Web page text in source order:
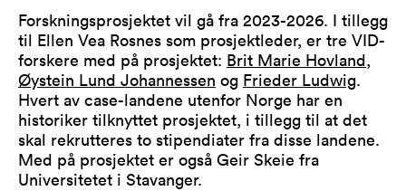
Forskningsprosjektet vil gå fra 2023-2026. I tillegg
til Ellen Vea Rosnes som prosjektleder, er tre VID-
forskere med på prosjektet: Brit Marie Hovland,
Øystein Lund Johannessen og Frieder Ludwig.
Hvert av case-landene utenfor Norge har en
historiker tilknyttet prosjektet, i tillegg til at det
skal rekrutteres to stipendiater fra disse landene.
Med på prosjektet er også Geir Skeie fra
Universitetet i Stavanger.